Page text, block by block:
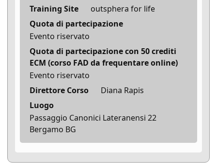
Training Site
outsphera for life
Quota di partecipazione
Evento riservato
Quota di partecipazione con 50 crediti
ECM (corso FAD da frequentare online)
Evento riservato
Direttore Corso
Diana Rapis
Luogo
Passaggio Canonici Lateranensi 22
Bergamo BG